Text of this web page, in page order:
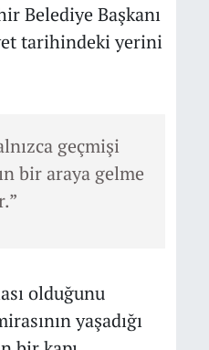
Belediye Başkanı
tarihindeki yerini
geçmişi
bir araya gelme
olduğunu
yaşadığı